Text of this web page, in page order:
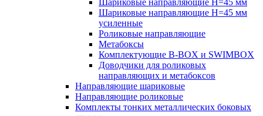
Шариковые направляющие H=45 мм
усиленные
Роликовые направляющие
Метабоксы
Комплектующие B-BOX и SWIMBOX
Доводчики для роликовых
направляющих и метабоксов
Направляющие шариковые
Направляющие роликовые
Комплекты тонких металлических боковых